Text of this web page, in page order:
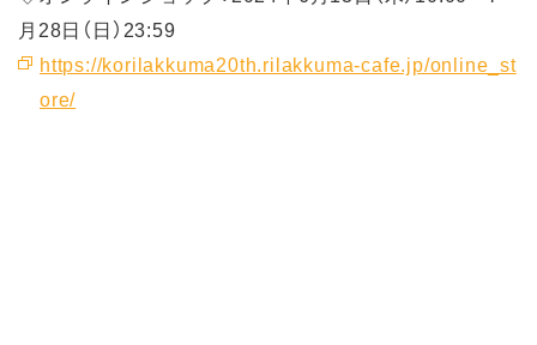
月28日（日）23:59
https://korilakkuma20th.rilakkuma-cafe.jp/online_st
ore/